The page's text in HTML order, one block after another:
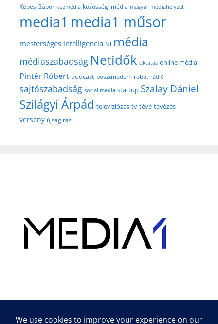
Képes Gábor közmédia közösségi média magyar médiahelyzet
media1 media1 műsor
mesterséges intelligencia MI média
médiaszabadság Netidők oktatás online média
Pintér Róbert podcast posztmodem robot rádió
sajtószabadság social media startup Szalay Dániel
Szilágyi Árpád televíziózás tv tévé tévézés
verseny újságírás